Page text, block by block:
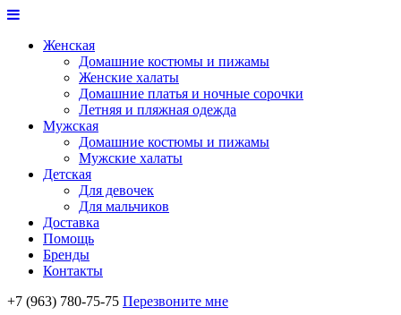
Женская
Домашние костюмы и пижамы
Женские халаты
Домашние платья и ночные сорочки
Летняя и пляжная одежда
Мужская
Домашние костюмы и пижамы
Мужские халаты
Детская
Для девочек
Для мальчиков
Доставка
Помощь
Бренды
Контакты
+7 (963) 780-75-75 Перезвоните мне